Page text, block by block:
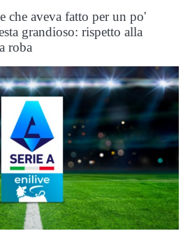
che aveva fatto per un po'
grandioso: rispetto alla
roba